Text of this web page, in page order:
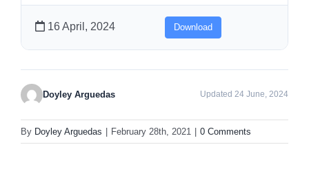
16 April, 2024 Download
Doyley Arguedas Updated 24 June, 2024
By Doyley Arguedas February 28th, 2021 0 Comments